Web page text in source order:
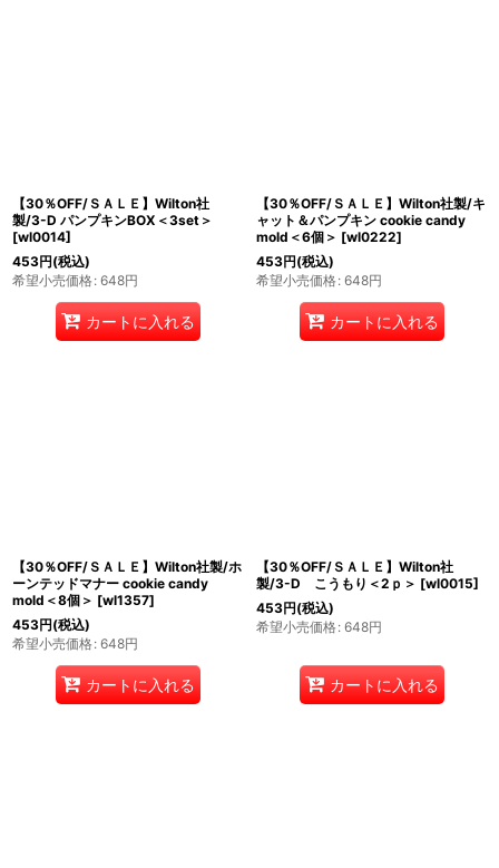
【30％OFF/ＳＡＬＥ】Wilton社
製/3-D パンプキンBOX＜3set＞
[wl0014]
453円(税込)
希望小売価格: 648円
カートに入れる
【30％OFF/ＳＡＬＥ】Wilton社製/キ
ャット＆パンプキン cookie candy
mold＜6個＞ [wl0222]
453円(税込)
希望小売価格: 648円
カートに入れる
【30％OFF/ＳＡＬＥ】Wilton社製/ホ
ーンテッドマナー cookie candy
mold＜8個＞ [wl1357]
453円(税込)
希望小売価格: 648円
カートに入れる
【30％OFF/ＳＡＬＥ】Wilton社
製/3-D こうもり＜2ｐ＞ [wl0015]
453円(税込)
希望小売価格: 648円
カートに入れる